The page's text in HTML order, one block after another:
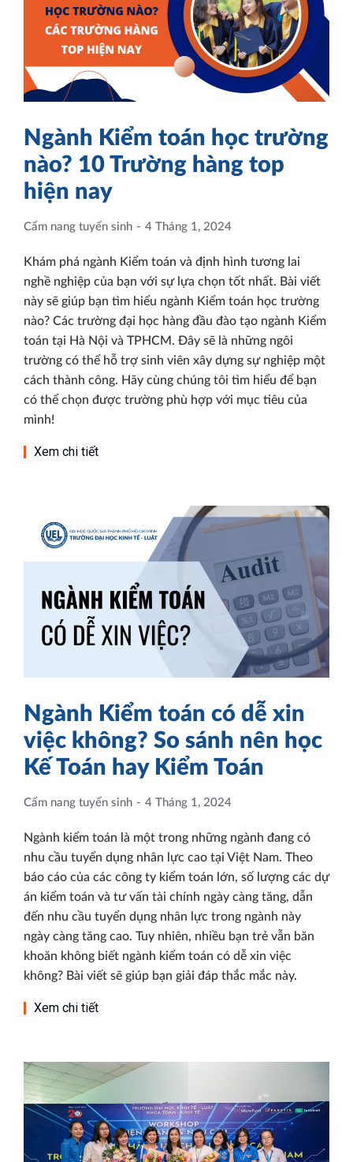
Ngành Kiểm toán học trường
nào? 10 Trường hàng top
hiện nay
Cẩm nang tuyển sinh 4 Tháng 1, 2024
Khám phá ngành Kiểm toán và định hình tương lai
nghề nghiệp của bạn với sự lựa chọn tốt nhất. Bài viết
này sẽ giúp bạn tìm hiểu ngành Kiểm toán học trường
nào? Các trường đại học hàng đầu đào tạo ngành Kiểm
toán tại Hà Nội và TPHCM. Đây sẽ là những ngôi
trường có thể hỗ trợ sinh viên xây dựng sự nghiệp một
cách thành công. Hãy cùng chúng tôi tìm hiểu để bạn
có thể chọn được trường phù hợp với mục tiêu của
mình!
Xem chi tiết
Ngành Kiểm toán có dễ xin
việc không? So sánh nên học
Kế Toán hay Kiểm Toán
Cẩm nang tuyển sinh 4 Tháng 1, 2024
Ngành kiểm toán là một trong những ngành đang có
nhu cầu tuyển dụng nhân lực cao tại Việt Nam. Theo
báo cáo của các công ty kiểm toán lớn, số lượng các dự
án kiểm toán và tư vấn tài chính ngày càng tăng, dẫn
đến nhu cầu tuyển dụng nhân lực trong ngành này
ngày càng tăng cao. Tuy nhiên, nhiều bạn trẻ vẫn băn
khoăn không biết ngành kiểm toán có dễ xin việc
không? Bài viết sẽ giúp bạn giải đáp thắc mắc này.
Xem chi tiết